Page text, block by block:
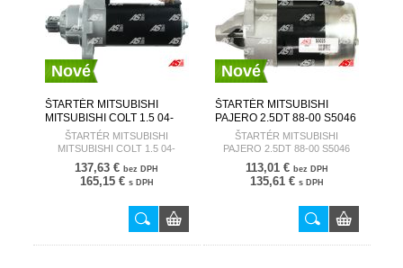
Nové
ŠTARTÉR MITSUBISHI
MITSUBISHI COLT 1.5 04-
S5142 AUTOSTARTER
ŠTARTÉR MITSUBISHI
MITSUBISHI COLT 1.5 04-
S5142
137,63 € bez DPH
165,15 € s DPH
Nové
ŠTARTÉR MITSUBISHI
PAJERO 2.5DT 88-00 S5046
AUTOSTARTER
ŠTARTÉR MITSUBISHI
PAJERO 2.5DT 88-00 S5046
113,01 € bez DPH
135,61 € s DPH